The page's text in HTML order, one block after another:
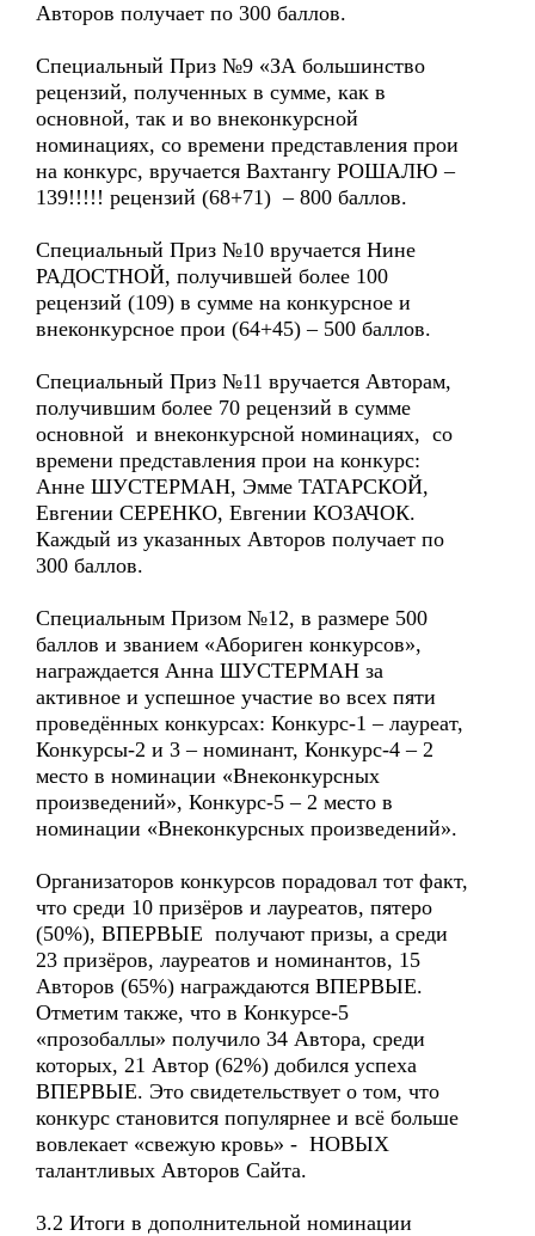
Авторов получает по 300 баллов.
Специальный Приз №9 «ЗА большинство
рецензий, полученных в сумме, как в
основной, так и во внеконкурсной
номинациях, со времени представления прои
на конкурс, вручается Вахтангу РОШАЛЮ –
139!!!!! рецензий (68+71) – 800 баллов.
Специальный Приз №10 вручается Нине
РАДОСТНОЙ, получившей более 100
рецензий (109) в сумме на конкурсное и
внеконкурсное прои (64+45) – 500 баллов.
Специальный Приз №11 вручается Авторам,
получившим более 70 рецензий в сумме
основной и внеконкурсной номинациях, со
времени представления прои на конкурс:
Анне ШУСТЕРМАН, Эмме ТАТАРСКОЙ,
Евгении СЕРЕНКО, Евгении КОЗАЧОК.
Каждый из указанных Авторов получает по
300 баллов.
Специальным Призом №12, в размере 500
баллов и званием «Абориген конкурсов»,
награждается Анна ШУСТЕРМАН за
активное и успешное участие во всех пяти
проведённых конкурсах: Конкурс-1 – лауреат,
Конкурсы-2 и 3 – номинант, Конкурс-4 – 2
место в номинации «Внеконкурсных
произведений», Конкурс-5 – 2 место в
номинации «Внеконкурсных произведений».
Организаторов конкурсов порадовал тот факт,
что среди 10 призёров и лауреатов, пятеро
(50%), ВПЕРВЫЕ получают призы, а среди
23 призёров, лауреатов и номинантов, 15
Авторов (65%) награждаются ВПЕРВЫЕ.
Отметим также, что в Конкурсе-5
«прозобаллы» получило 34 Автора, среди
которых, 21 Автор (62%) добился успеха
ВПЕРВЫЕ. Это свидетельствует о том, что
конкурс становится популярнее и всё больше
вовлекает «свежую кровь» - НОВЫХ
талантливых Авторов Сайта.
3.2 Итоги в дополнительной номинации